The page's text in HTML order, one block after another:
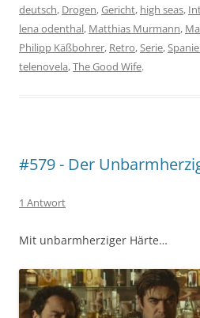
deutsch, Drogen,Gericht, high seas,
lena odenthal, Matthias Murmann,
Philipp Käßbohrer, Retro,Serie,
telenovela,The Good Wife.
#579 - Der
1 Antwort
Mit unbarmherziger Härte…